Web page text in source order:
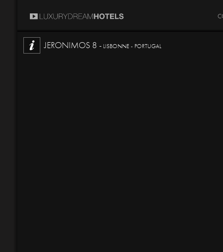
JERONIMOS 8 - LISBONNE - PORTUGAL